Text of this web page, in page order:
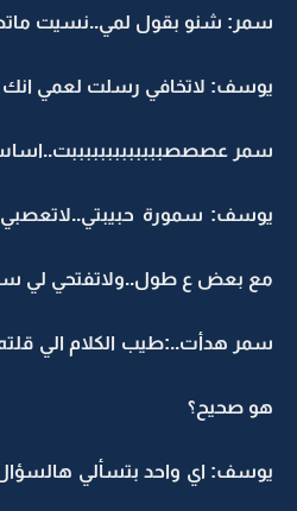
سمر: شنو بقول لمي..نسيت
يوسف: لاتخافي رسلت لعمي انك
سمر
يوسف: سمورة حبيبتي..لاتعصبي
مع بعض ع طول..ولاتفتحي لي
سمر هدأت..:طيب الكلام الي
هو صحيح؟
يوسف: اي واحد بتسألي